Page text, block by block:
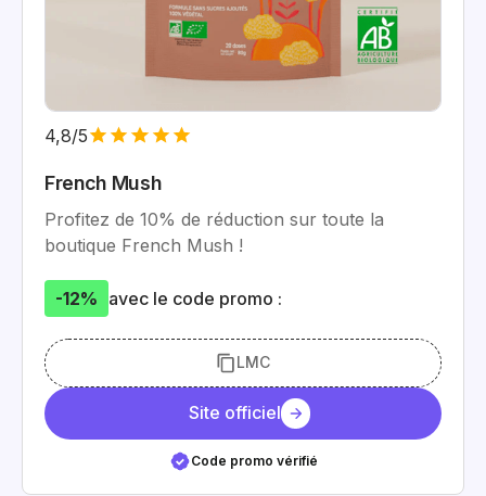
4,8/5
French Mush
Profitez de 10% de réduction sur toute la
boutique French Mush !
-12% avec le code promo :
LMC
Site officiel
Code promo vérifié